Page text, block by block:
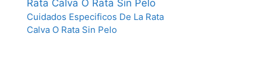
Cuidados Especificos De La Rata
Calva O Rata Sin Pelo